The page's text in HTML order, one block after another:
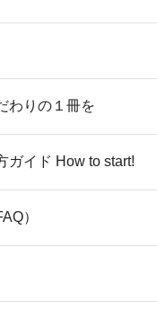
わりの１冊を
ガイド How to start!
）